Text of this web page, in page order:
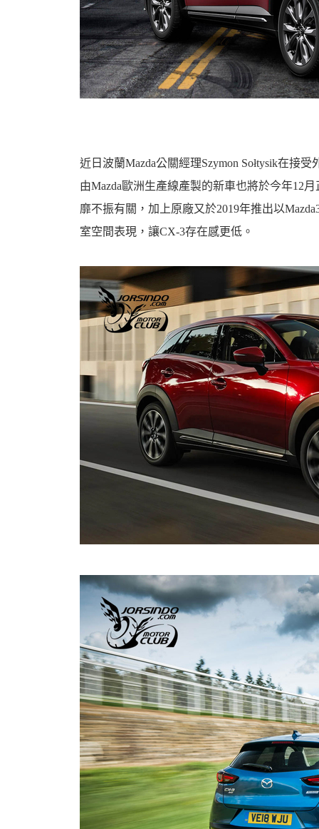
資
訊
網
近日波蘭Mazda公關經理Szymon Sołtysik在接
由Mazda歐洲生產線產製的新車也將於今年12
靡不振有關，加上原廠又於2019年推出以
室空間表現，讓CX-3存在感更低。